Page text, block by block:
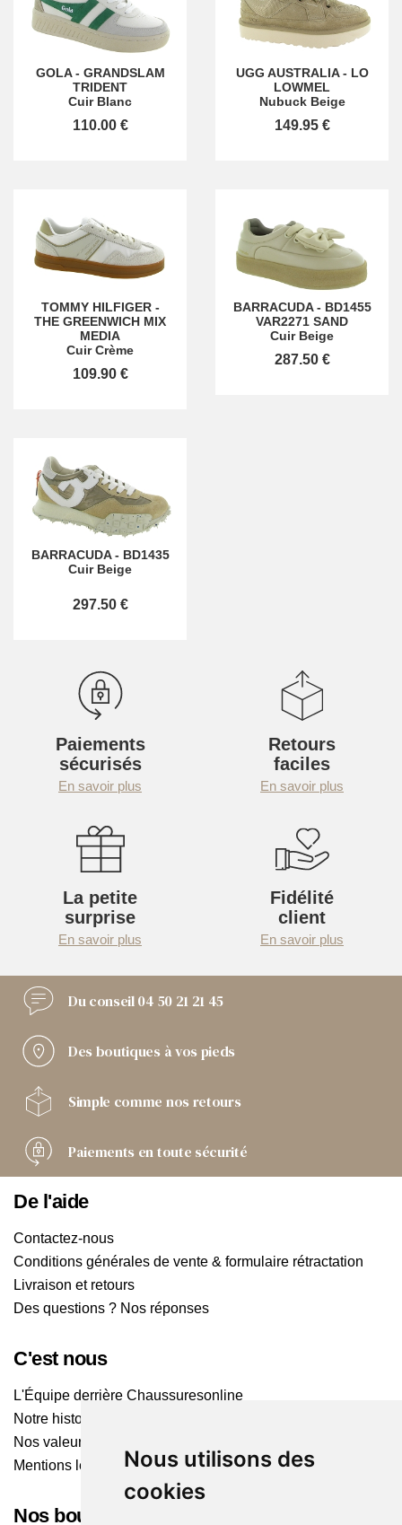
Nous utilisons des
cookies
GOLA- GRANDSLAM
TRIDENT
Cuir Blanc
110.00 €
UGG AUSTRALIA- LO
LOWMEL
Nubuck Beige
149.95 €
TOMMY HILFIGER-
THE GREENWICH MIX
MEDIA
Cuir Crème
109.90 €
BARRACUDA- BD1455
VAR2271 SAND
Cuir Beige
287.50 €
BARRACUDA- BD1435
Cuir Beige
297.50 €
Paiements
sécurisés
En savoir plus
Retours
faciles
En savoir plus
La petite
surprise
En savoir plus
Fidélité
client
En savoir plus
Du conseil04 50 21 21 45
Des boutiques à vos pieds
Simple comme nos retours
Paiements en toute sécurité
De l'aide
Contactez-nous
Conditions générales de vente & formulaire rétractation
Livraison et retours
Des questions ? Nos réponses
C'est nous
L'Équipe derrière Chaussuresonline
Notre histoire
Nos valeurs
Mentions légales
Nos boutiques